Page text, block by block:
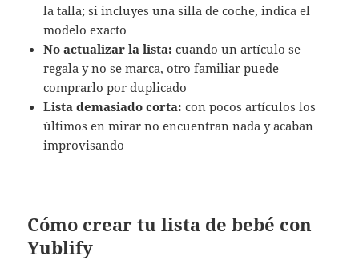
la talla; si incluyes una silla de coche, indica el
modelo exacto
No actualizar la lista: cuando un artículo se
regala y no se marca, otro familiar puede
comprarlo por duplicado
Lista demasiado corta: con pocos artículos los
últimos en mirar no encuentran nada y acaban
improvisando
Cómo crear tu lista de bebé con
Yublify